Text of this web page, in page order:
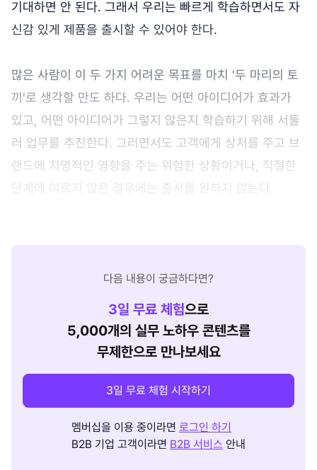
기대하면 안 된다. 그래서 우리는 빠르게 학습하면서도 자
신감 있게 제품을 출시할 수 있어야 한다.
많은 사람이 이 두 가지 어려운 목표를 마치 '두 마리의 토
끼'로 생각할 만도 하다. 우리는 어떤 아이디어가 효과가
있고, 어떤 아이디어가 그렇지 않은지 학습하기 위해 서둘
러 업무를 추진한다. 그러면서도 고객에게 상처를 주고 브
랜드에 치명적인 영향을 주는 위험한 상황이거나, 적절한
단계에 이르지 않은 경우에는 출시를 원하지 않는다.
다음 내용이 궁금하다면?
3일 무료 체험으로
5,000개의 실무 노하우 콘텐츠를
무제한으로 만나보세요
3일 무료 체험 시작하기
멤버십을 이용 중이라면 로그인 하기
B2B 기업 고객이라면 B2B 서비스 안내